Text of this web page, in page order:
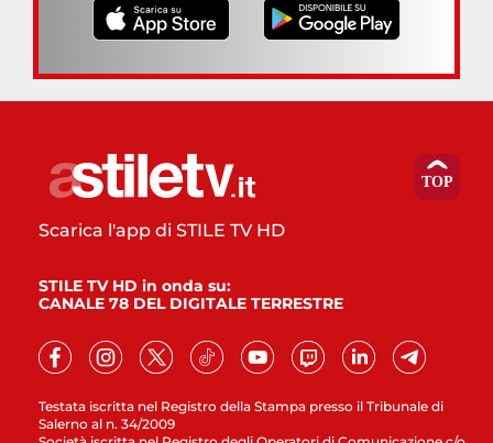
Testata iscritta nel Registro della Stampa presso il Tribunale di
Salerno al n. 34/2009
Scarica l'app di STILE TV HD
STILE TV HD in onda su:
CANALE 78 DEL DIGITALE TERRESTRE